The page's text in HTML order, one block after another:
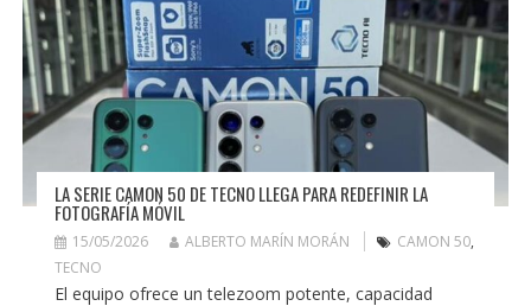
LA SERIE CAMON 50 DE TECNO LLEGA PARA REDEFINIR LA
FOTOGRAFÍA MÓVIL
15/05/2026 ALBERTO MARÍN MORÁN CAMON 50,
TECNO
El equipo ofrece un telezoom potente, capacidad